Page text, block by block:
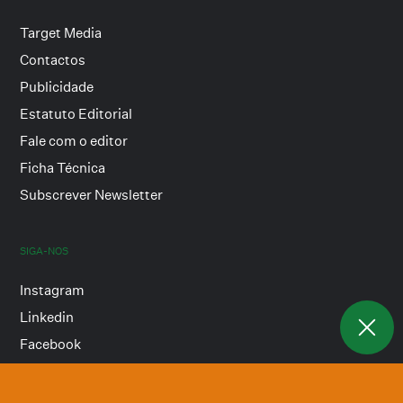
Target Media
Contactos
Publicidade
Estatuto Editorial
Fale com o editor
Ficha Técnica
Subscrever Newsletter
SIGA-NOS
Instagram
Linkedin
Facebook